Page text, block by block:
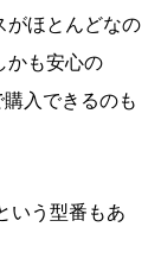
がほとんどなの
かも安心の
入できるのも
いう型番もあ